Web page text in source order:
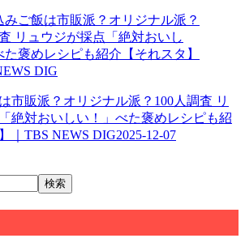
市販派？オリジナル派？100人調査 リ
絶対おいしい！」べた褒めレシピも紹
｜TBS NEWS DIG2025-12-07
検索